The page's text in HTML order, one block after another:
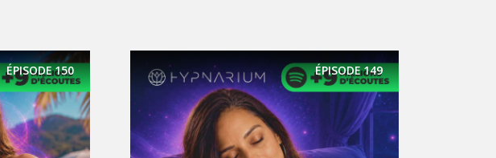
réserver une séance pour qu'on
aille plus loin ensemble :
RÉSERVER MA SÉANCE
ÉPISODE150 ÉPISODE149